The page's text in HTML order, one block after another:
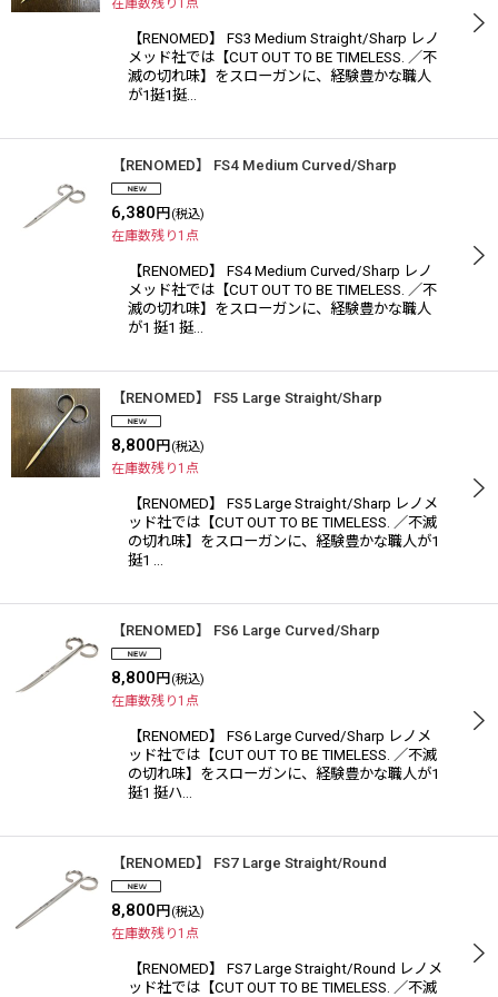
在庫数残り1点
【RENOMED】 FS3 Medium Straight/Sharp レノ
メッド社では【CUT OUT TO BE TIMELESS. ／不
滅の切れ味】をスローガンに、経験豊かな職人
が1挺1挺…
【RENOMED】 FS4 Medium Curved/Sharp
6,380 円 (税込)
在庫数残り1点
【RENOMED】 FS4 Medium Curved/Sharp レノ
メッド社では【CUT OUT TO BE TIMELESS. ／不
滅の切れ味】をスローガンに、経験豊かな職人
が1 挺1 挺…
【RENOMED】 FS5 Large Straight/Sharp
8,800 円 (税込)
在庫数残り1点
【RENOMED】 FS5 Large Straight/Sharp レノメ
ッド社では【CUT OUT TO BE TIMELESS. ／不滅
の切れ味】をスローガンに、経験豊かな職人が1
挺1 …
【RENOMED】 FS6 Large Curved/Sharp
8,800 円 (税込)
在庫数残り1点
【RENOMED】 FS6 Large Curved/Sharp レノメ
ッド社では【CUT OUT TO BE TIMELESS. ／不滅
の切れ味】をスローガンに、経験豊かな職人が1
挺1 挺ハ…
【RENOMED】 FS7 Large Straight/Round
8,800 円 (税込)
在庫数残り1点
【RENOMED】 FS7 Large Straight/Round レノメ
ッド社では【CUT OUT TO BE TIMELESS. ／不滅